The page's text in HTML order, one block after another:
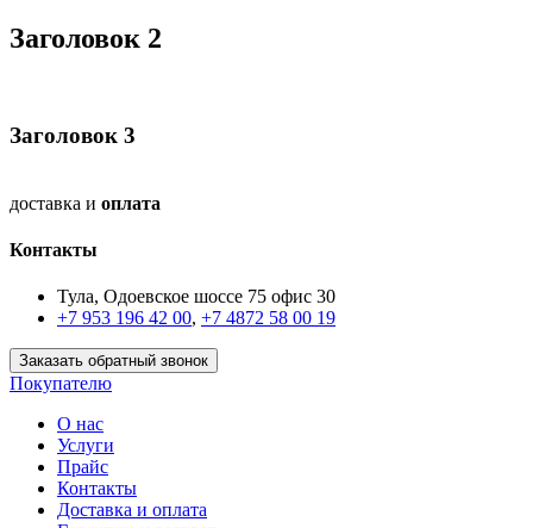
Заголовок 2
Заголовок 3
доставка и оплата
Контакты
Тула, Одоевское шоссе 75 офис 30
+7 953 196 42 00, +7 4872 58 00 19
Заказать обратный звонок
Покупателю
О нас
Услуги
Прайс
Контакты
Доставка и оплата